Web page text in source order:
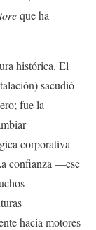
que ha
histórica. El
sacudió
fue la
corporativa
confianza —ese
hacia motores